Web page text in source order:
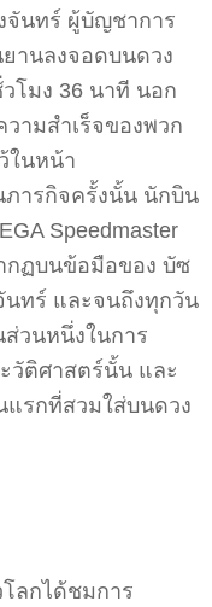
จันทร์ ผู้บัญชาการ
านลงจอดบนดวง
โมง 36 นาที นอก
ามสำเร็จของพวก
ในหน้า
ภารกิจครั้งนั้น นักบิน
Speedmaster
กฏบนข้อมือของ บัซ
นทร์ และจนถึงทุกวัน
ส่วนหนึ่งในการ
วัติศาสตร์นั้น และ
แรกที่สวมใส่บนดวง
ลกได้ชมการ